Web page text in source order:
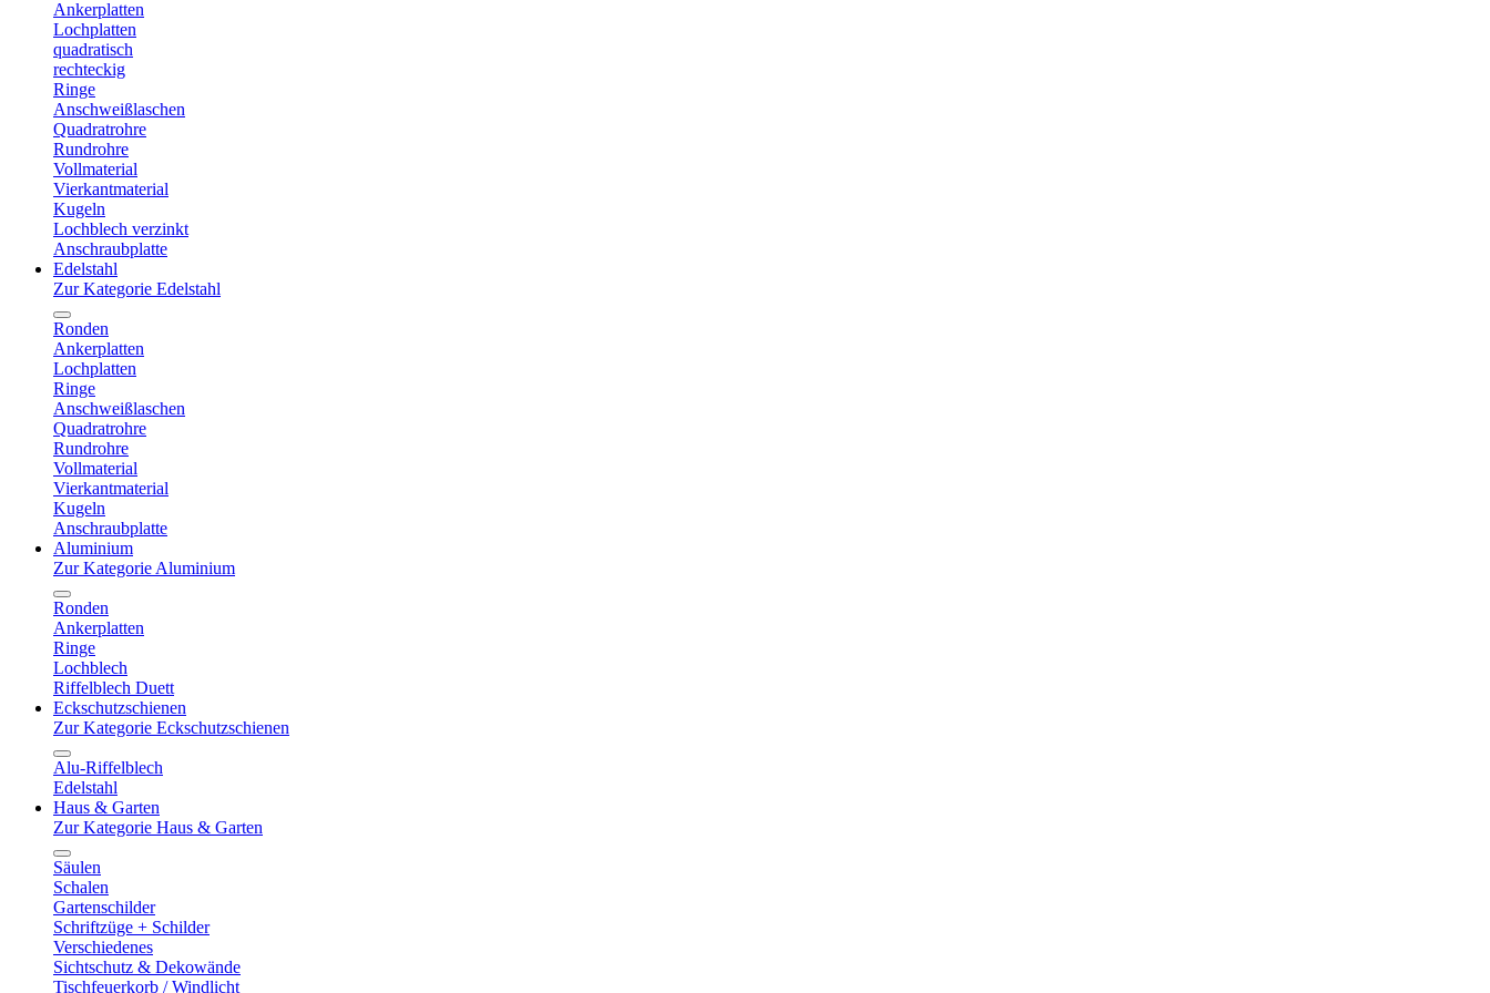
Ankerplatten
Lochplatten
quadratisch
rechteckig
Ringe
Anschweißlaschen
Quadratrohre
Rundrohre
Vollmaterial
Vierkantmaterial
Kugeln
Lochblech verzinkt
Anschraubplatte
Edelstahl
Zur Kategorie Edelstahl
Ronden
Ankerplatten
Lochplatten
Ringe
Anschweißlaschen
Quadratrohre
Rundrohre
Vollmaterial
Vierkantmaterial
Kugeln
Anschraubplatte
Aluminium
Zur Kategorie Aluminium
Ronden
Ankerplatten
Ringe
Lochblech
Riffelblech Duett
Eckschutzschienen
Zur Kategorie Eckschutzschienen
Alu-Riffelblech
Edelstahl
Haus & Garten
Zur Kategorie Haus & Garten
Säulen
Schalen
Gartenschilder
Schriftzüge + Schilder
Verschiedenes
Sichtschutz & Dekowände
Tischfeuerkorb / Windlicht